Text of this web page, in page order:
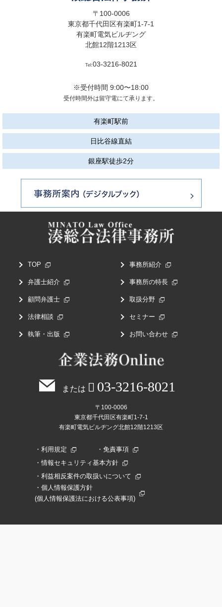
〒100-0006
東京都千代田区有楽町1-7-1
有楽町電気ビルヂング
北館12階1213区
Tel:03-3216-8021
※受付時間 9:00〜18:00
受付時間外は留守電にて承ります。
有楽町駅前
日比谷線直結
銀座駅徒歩2分
TOP 事務所紹介
弁護士紹介 事務所の特長
顧問弁護士 取扱分野
法律相談 セミナー
執筆・出版 お問い合わせ
または 03-3216-8021
〒100-0006
東京都千代田区有楽町1-7-1
有楽町電気ビルヂング北館12階1213区
利用規定
免責事項
情報セキュリティ基本方針
利益相反案件の取扱いについて
個人情報保護方針
(個人情報保護法における公表事項)